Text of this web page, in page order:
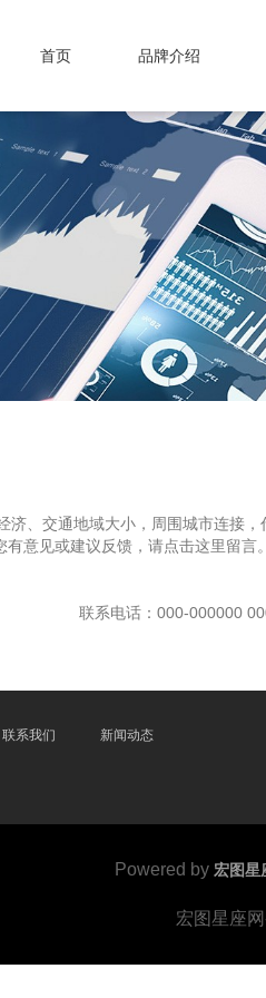
首页 品牌介绍
济、交通地域大小，周围城市连接
意见或建议反馈，请点击这里留言。
联系电话：000-000000
联系我们 新闻动态
Powered by 宏图星
宏图星座